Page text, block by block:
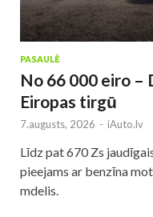
PASAULĒ
No 66 000 eiro –
Eiropas tirgū
7.augusts, 2026 - iAuto.lv
Līdz pat 670 Zs
pieejams ar benzīna
mdelis.